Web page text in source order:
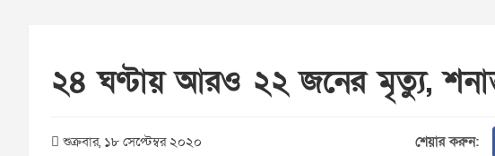
২৪ ঘণ্টায় আরও ২২ জনের মৃত্যু,
শুক্রবার, ১৮ সেপ্টেম্বর ২০২০ শেয়ার করুন: